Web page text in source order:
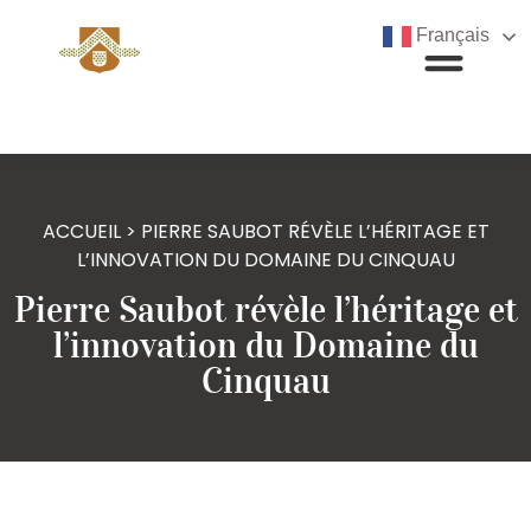
ACCUEIL> PIERRE SAUBOT RÉVÈLE L’HÉRITAGE ET
L’INNOVATION DU DOMAINE DU CINQUAU
Pierre Saubot révèle l’héritage et
l’innovation du Domaine du
Cinquau
Français